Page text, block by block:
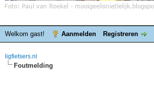
Welkom gast! Aanmelden Registreren
ligfietsers.nl
Foutmelding